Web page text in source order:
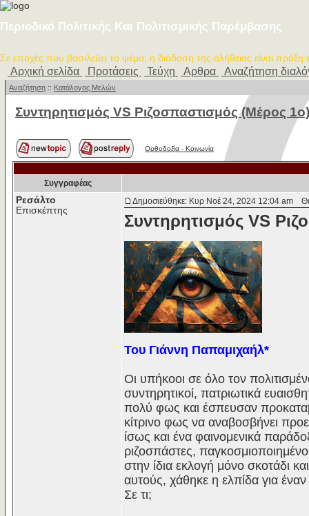
Περιοδικό Πολιτικής Και Πολιτισμικής Παρέμβασης
Σε εποχές που βασιλεύει το ψέμα, η διάδοση της αλήθειας είναι πράξη
Αρχική σελίδα Προτάσεις Τεύχη Αρθρα Αναζήτηση
Αναζήτηση :: Κατάλογος Μελών
Συντηρητισμός VS Ριζοσπαστισμός (Μέρος 1ο)
Ορθοδοξία - Κοινωνία
Συγγραφέας
Ρεσάλτο
Επισκέπτης
Δημοσιεύθηκε: Κυρ Νοέ 24, 2024 12:04 am
Συντηρητισμός VS
Του Γιάννη Παπαμιχαήλ*
Οι υπήκοοι σε όλο τον
συντηρητικοί, πατριωτικά
πολύ φως και έσπευσαν
κίτρινο φως να αναβοσβήνει
ίσως και ένα φαινομενικά
ριζοσπάστες,
στην ίδια εκλογή μόνο σκοτάδι
αυτούς, χάθηκε η ελπίδα για
Σε τι;